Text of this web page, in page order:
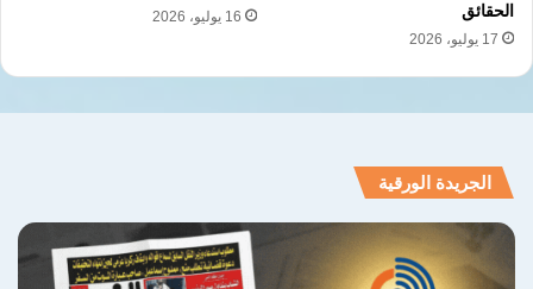
الحقائق
17 يوليو، 2026
16 يوليو، 2026
الجريدة الورقية